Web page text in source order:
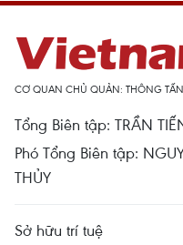
CƠ QUAN CHỦ QUẢN: THÔNG
Tổng Biên tập: TRẦN
Phó Tổng Biên tập:
THỦY
Sở hữu trí tuệ